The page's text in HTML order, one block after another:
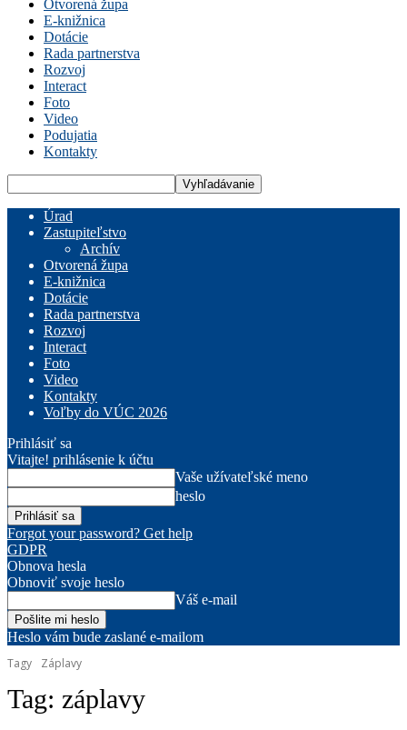
Otvorená župa
E-knižnica
Dotácie
Rada partnerstva
Rozvoj
Interact
Foto
Video
Podujatia
Kontakty
Úrad
Zastupiteľstvo
Archív
Otvorená župa
E-knižnica
Dotácie
Rada partnerstva
Rozvoj
Interact
Foto
Video
Kontakty
Voľby do VÚC 2026
Prihlásiť sa
Vitajte! prihlásenie k účtu
Vaše užívateľské meno
heslo
Forgot your password? Get help
GDPR
Obnova hesla
Obnoviť svoje heslo
Váš e-mail
Heslo vám bude zaslané e-mailom
Tagy
Záplavy
Tag: záplavy